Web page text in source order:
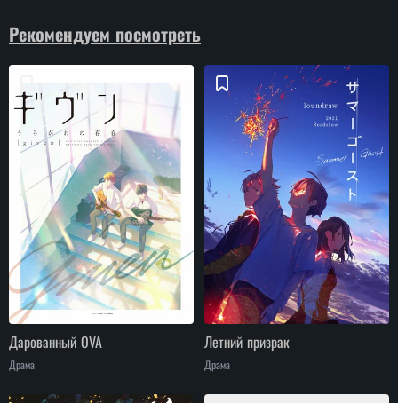
Рекомендуем посмотреть
Дарованный OVA
Драма
Летний призрак
Драма